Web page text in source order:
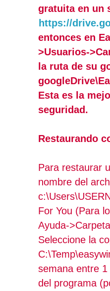
gratuita en un
https://
entonces en
>Usuarios-
la ruta de su
Esta es la
seguridad.
Restaurando
Para restaurar
nombre del
For You (Para
Ayuda-
Seleccione la
semana entre
del programa